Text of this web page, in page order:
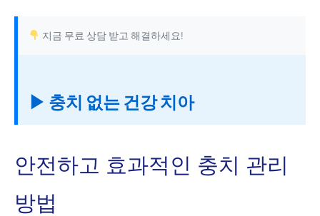
지금 무료 상담 받고 해결하세요!
▶ 충치 없는 건강 치아
안전하고 효과적인 충치 관리
방법